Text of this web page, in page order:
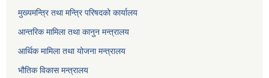
मुख्यमन्त्रि तथा मन्त्रि परिषदको कार्यालय
आन्तरिक मामिला तथा कानुन मन्त्रालय
आर्थिक मामिला तथा योजना मन्त्रालय
भौतिक विकास मन्त्रालय